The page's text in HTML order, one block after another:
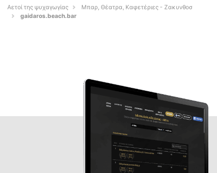
Αετοί της ψυχαγωγίας
Μπαρ, Θέατρα, Καφετέριες - Ζακυνθοσ
gaidaros.beach.bar